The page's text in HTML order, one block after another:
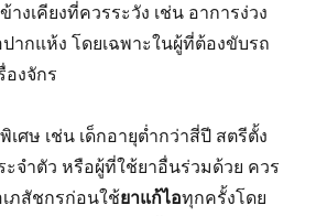
งเคียงที่ควรระวัง เช่น อาการง่วง
ากแห้ง โดยเฉพาะในผู้ที่ต้องขับรถ
องจักร
ศษ เช่น เด็กอายุต่ำกว่าสี่ปี สตรีตั้ง
จำตัว หรือผู้ที่ใช้ยาอื่นร่วมด้วย ควร
ภสัชกรก่อนใช้ยาแก้ไอทุกครั้งโดย